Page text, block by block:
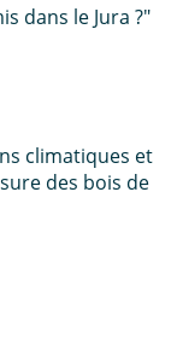
dans le Jura ?"
climatiques et
des bois de